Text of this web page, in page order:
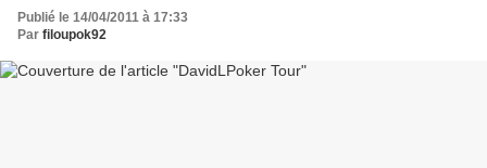
Publié le 14/04/2011 à 17:33
Par filoupok92